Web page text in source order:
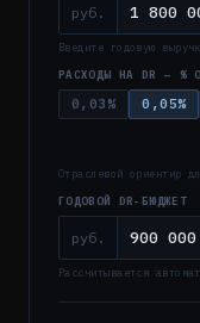
руб.
Введите годовую
РАСХОДЫ НА DR — %
0,03% 0,05%
Отраслевой ориентир
ГОДОВОЙ DR-БЮДЖЕТ
руб.
Рассчитывается